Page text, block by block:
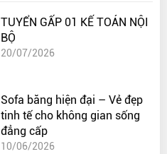
TUYỂN GẤP 01 KẾ TOÁN NỘI
BỘ
20/07/2026
Sofa băng hiện đại – Vẻ đẹp
tinh tế cho không gian sống
đẳng cấp
10/06/2026